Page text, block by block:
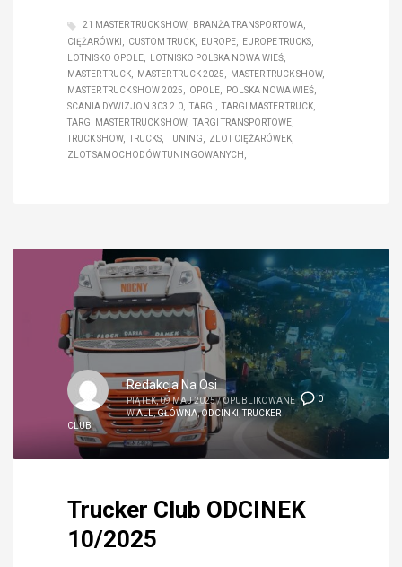
21 MASTER TRUCK SHOW
BRANŻA TRANSPORTOWA
CIĘŻARÓWKI
CUSTOM TRUCK EUROPE
EUROPE TRUCKS
LOTNISKO OPOLE
LOTNISKO POLSKA NOWA WIEŚ
MASTER TRUCK
MASTER TRUCK 2025
MASTER TRUCK SHOW
MASTER TRUCK SHOW 2025
OPOLE
POLSKA NOWA WIEŚ
SCANIA DYWIZJON 303 2.0
TARGI
TARGI MASTER TRUCK
TARGI MASTER TRUCK SHOW
TARGI TRANSPORTOWE
TRUCK SHOW
TRUCKS TUNING
ZLOT CIĘŻARÓWEK
ZLOT SAMOCHODÓW TUNINGOWANYCH
0
Redakcja Na Osi
PIĄTEK, 09 MAJ 2025/OPUBLIKOWANE
WALL,GŁÓWNA,ODCINKI,TRUCKER
CLUB
Trucker Club ODCINEK
10/2025